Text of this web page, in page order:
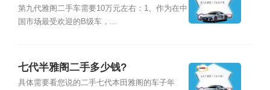
第九代雅阁二手车需要10万元左右：1、作为在中
国市场最受欢迎的B级车，...
七代半雅阁二手多少钱?
具体需要看您说的二手七代本田雅阁的车子年